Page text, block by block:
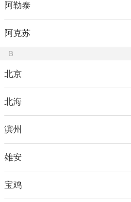
阿勒泰
阿克苏
B
北京
北海
滨州
雄安
宝鸡